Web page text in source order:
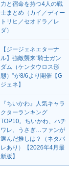
力と宿命を持つ4人の戦
士まとめ（カイ／ディー
トリヒ／セオドラ／レ
ダ）
【ジージェネエターナ
ル】強敵襲来“騎士ガン
ダム（ケンタウロス形
態）”が8/6より開催【G
ジェネ】
『ちいかわ』人気キャラ
クターランキング
TOP10。ちいかわ、ハチ
ワレ、うさぎ…ファンが
選んだ推しは？（ネタバ
レあり）【2026年4月最
新版】